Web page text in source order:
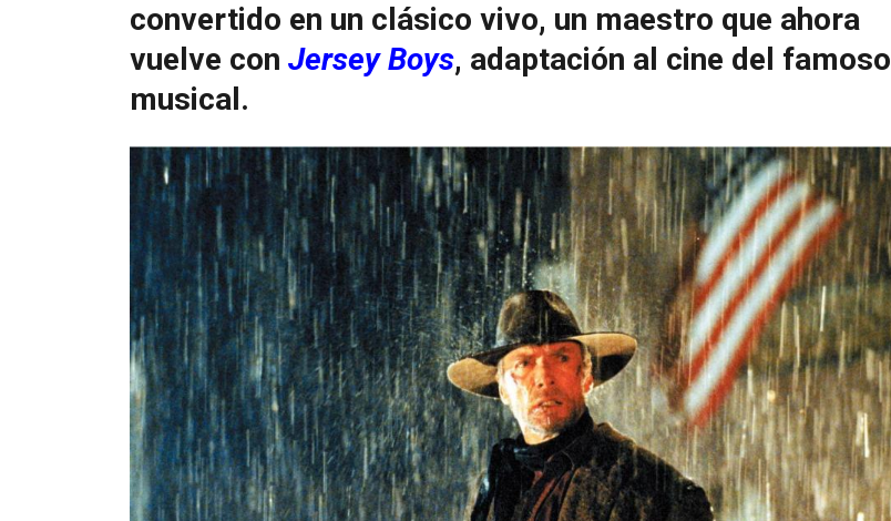
convertido en un clásico vivo, un maestro que ahora
vuelve con Jersey Boys, adaptación al cine del famoso
musical.